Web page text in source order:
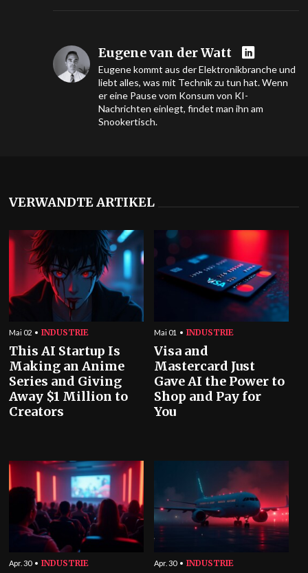
Eugene van der Watt
Eugene kommt aus der Elektronikbranche und
liebt alles, was mit Technik zu tun hat. Wenn
er eine Pause vom Konsum von KI-
Nachrichten einlegt, findet man ihn am
Snookertisch.
VERWANDTE ARTIKEL
Mai 02 INDUSTRIE
This AI Startup Is
Making an Anime
Series and Giving
Away $1 Million to
Creators
Mai 01 INDUSTRIE
Visa and
Mastercard Just
Gave AI the Power to
Shop and Pay for
You
Apr. 30 INDUSTRIE Apr. 30 INDUSTRIE